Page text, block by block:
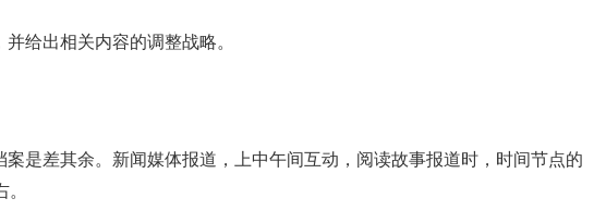
给出相关内容的调整战略。
是差其余。新闻媒体报道，上中午间互动，阅读故事报道时，时间节点的